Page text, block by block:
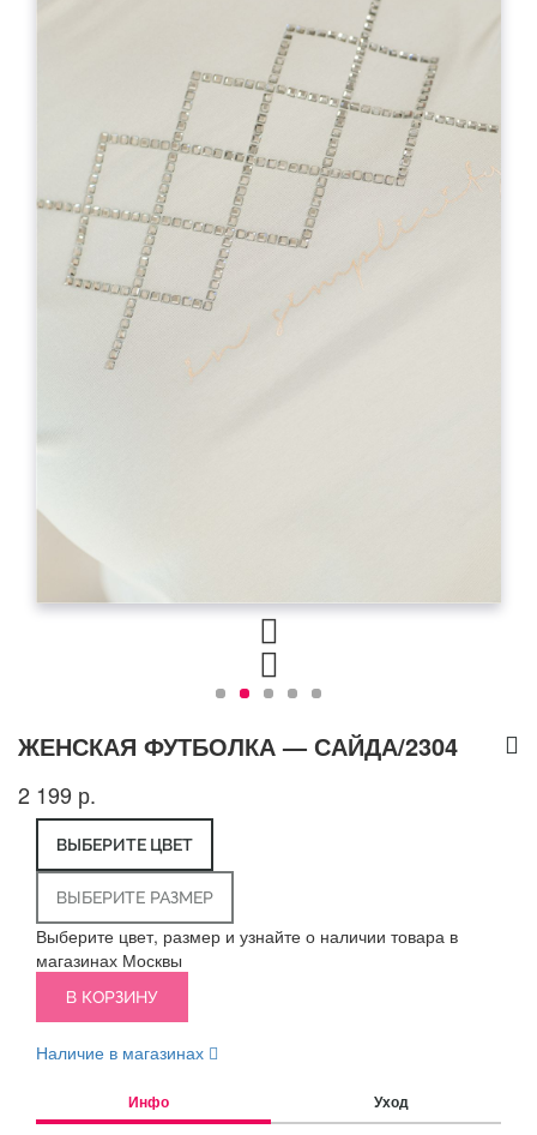
ЖЕНСКАЯ ФУТБОЛКА — САЙДА/2304
2 199 р.
ВЫБЕРИТЕ ЦВЕТ
ВЫБЕРИТЕ РАЗМЕР
Выберите цвет, размер и узнайте о наличии товара в
магазинах Москвы
В КОРЗИНУ
Наличие в магазинах
Инфо Уход